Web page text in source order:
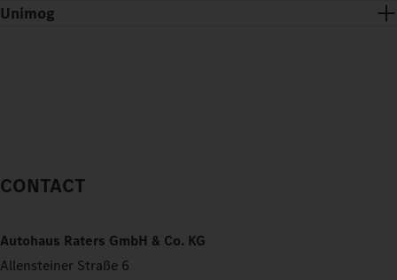
Unimog
CONTACT
Autohaus Raters GmbH & Co. KG
Allensteiner Straße 6